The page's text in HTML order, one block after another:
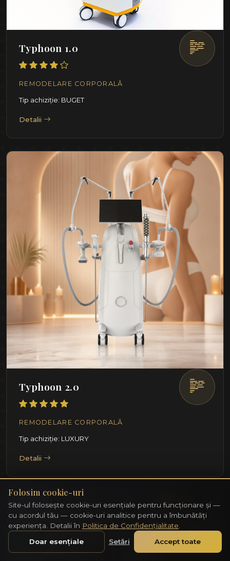
Typhoon 1.0
REMODELARE CORPORALĂ
Tip achiziție: BUGET
Detalii
Typhoon 2.0
REMODELARE CORPORALĂ
Tip achiziție: LUXURY
Detalii
Folosim cookie-uri
Site-ul folosește cookie-uri esențiale pentru funcționare și —
cu acordul tău — cookie-uri analitice pentru a îmbunătăți
experiența. Detalii în Politica de Confidențialitate.
Doar esențiale
Setări Accept toate